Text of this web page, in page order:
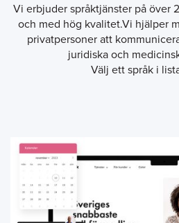
Vi erbjuder språktjänster på över
och med hög kvalitet.Vi hjälper
privatpersoner att
juridiska och
Välj ett språk i